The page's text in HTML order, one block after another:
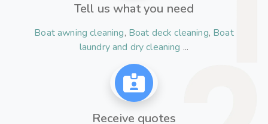
Tell us what you need
Boat awning cleaning, Boat deck cleaning, Boat
laundry and dry cleaning ...
Receive quotes